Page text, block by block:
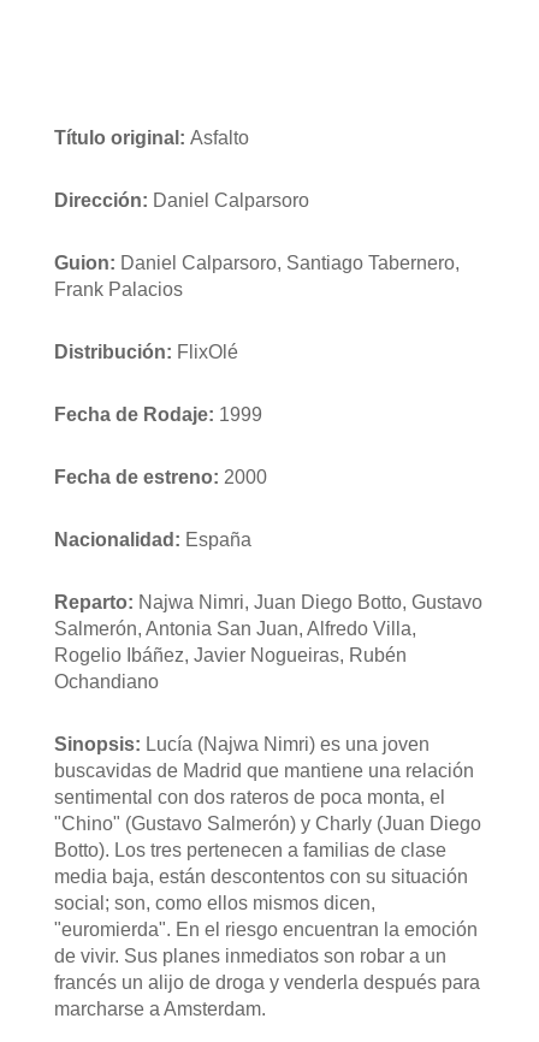
Título original: Asfalto
Dirección: Daniel Calparsoro
Guion: Daniel Calparsoro, Santiago Tabernero,
Frank Palacios
Distribución: FlixOlé
Fecha de Rodaje: 1999
Fecha de estreno: 2000
Nacionalidad: España
Reparto: Najwa Nimri, Juan Diego Botto, Gustavo
Salmerón, Antonia San Juan, Alfredo Villa,
Rogelio Ibáñez, Javier Nogueiras, Rubén
Ochandiano
Sinopsis: Lucía (Najwa Nimri) es una joven
buscavidas de Madrid que mantiene una relación
sentimental con dos rateros de poca monta, el
"Chino" (Gustavo Salmerón) y Charly (Juan Diego
Botto). Los tres pertenecen a familias de clase
media baja, están descontentos con su situación
social; son, como ellos mismos dicen,
"euromierda". En el riesgo encuentran la emoción
de vivir. Sus planes inmediatos son robar a un
francés un alijo de droga y venderla después para
marcharse a Amsterdam.